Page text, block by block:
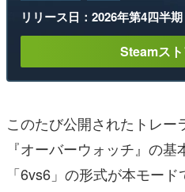
リリース日：2026年第4四半期
Steamス
このたび公開されたトレ
『オーバーウォッチ』の
「6vs6」の形式が本モー